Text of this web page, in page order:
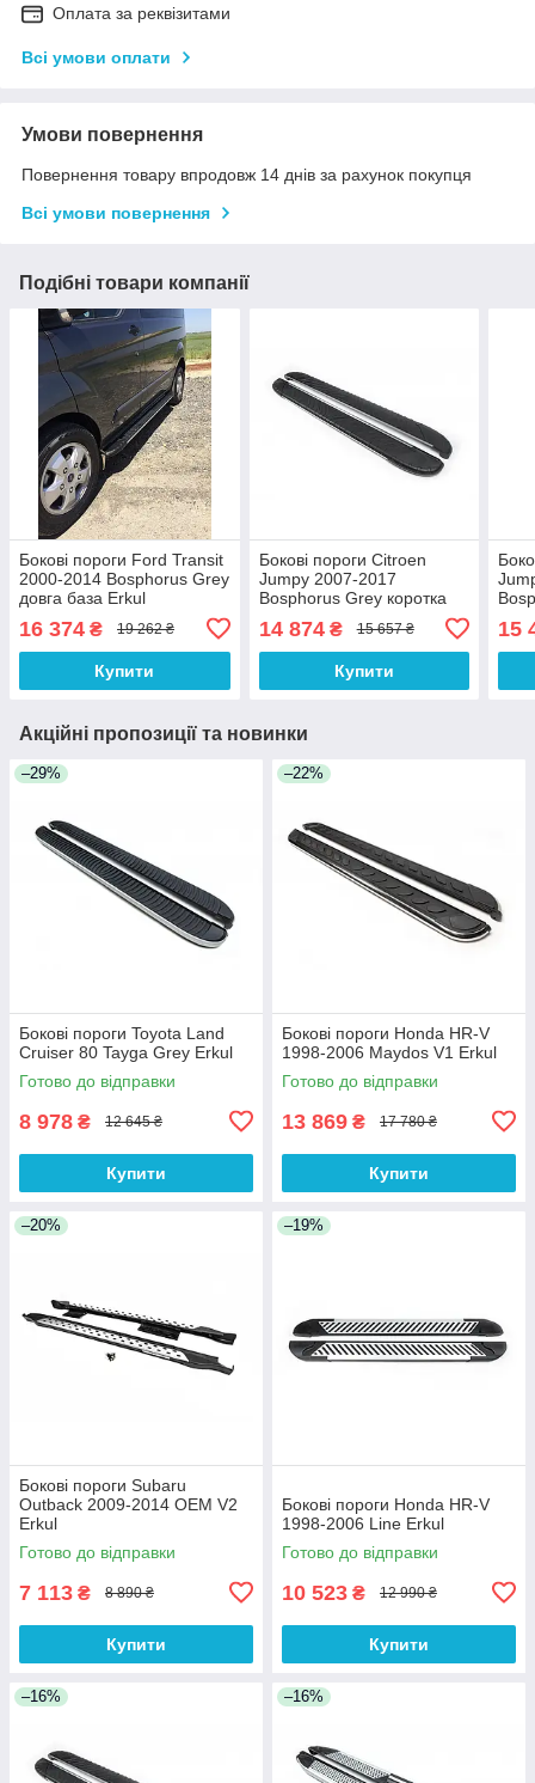
Оплата за реквізитами
Всі умови оплати
Умови повернення
Повернення товару впродовж 14 днів за рахунок покупця
Всі умови повернення
Подібні товари компанії
Бокові пороги Ford Transit
2000-2014 Bosphorus Grey
довга база Erkul
16 374 ₴ 19 262 ₴
Купити
Бокові пороги Citroen
Jumpy 2007-2017
Bosphorus Grey коротка
14 874₴ 15 657 ₴
Купити
15
Акційні пропозиції та новинки
–29%
Бокові пороги Toyota Land
Cruiser 80 Tayga Grey Erkul
Готово до відправки
8 978 ₴ 12 645 ₴
Купити
–22%
Бокові пороги Honda HR-V
1998-2006 Maydos V1 Erkul
Готово до відправки
13 869 ₴ 17 780 ₴
Купити
–20%
Бокові пороги Subaru
Outback 2009-2014 OEM V2
Erkul
Готово до відправки
7 113 ₴ 8 890 ₴
Купити
–19%
Бокові пороги Honda HR-V
1998-2006 Line Erkul
Готово до відправки
10 523 ₴ 12 990 ₴
Купити
–16% –16%